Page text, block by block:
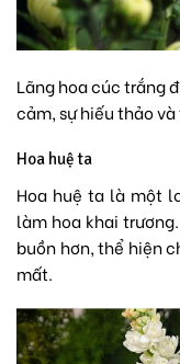
Lãng hoa cúc trắng
cảm, sự hiếu thảo
Hoa huệ ta
Hoa huệ ta là một
làm hoa khai
buồn hơn, thể hiện
mất.